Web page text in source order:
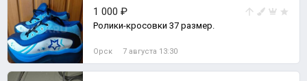
1 000 ₽
Ролики-кросовки 37 размер.
Орск 7 августа 13:30